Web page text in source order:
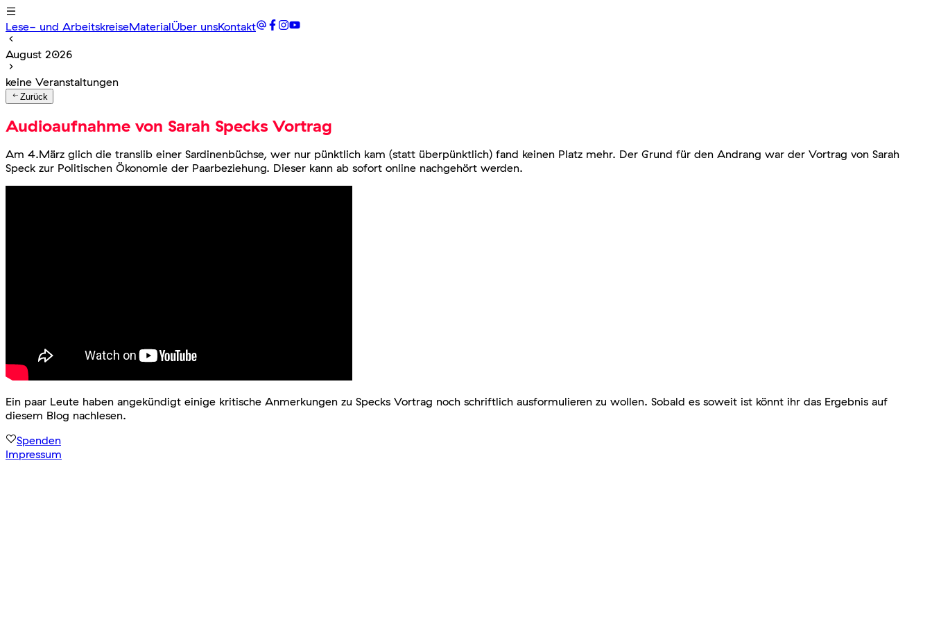
Lese- und ArbeitskreiseMaterialÜber unsKontakt
August 2026
keine Veranstaltungen
Zurück
Audioaufnahme von Sarah Specks Vortrag
Am 4.März glich die translib einer Sardinenbüchse, wer nur pünktlich kam (statt überpünktlich) fand keinen Platz mehr. Der Grund für den Andrang war der Vortrag von Sarah
Speck zur Politischen Ökonomie der Paarbeziehung. Dieser kann ab sofort online nachgehört werden.
Ein paar Leute haben angekündigt einige kritische Anmerkungen zu Specks Vortrag noch schriftlich ausformulieren zu wollen. Sobald es soweit ist könnt ihr das Ergebnis auf
diesem Blog nachlesen.
Spenden
Impressum